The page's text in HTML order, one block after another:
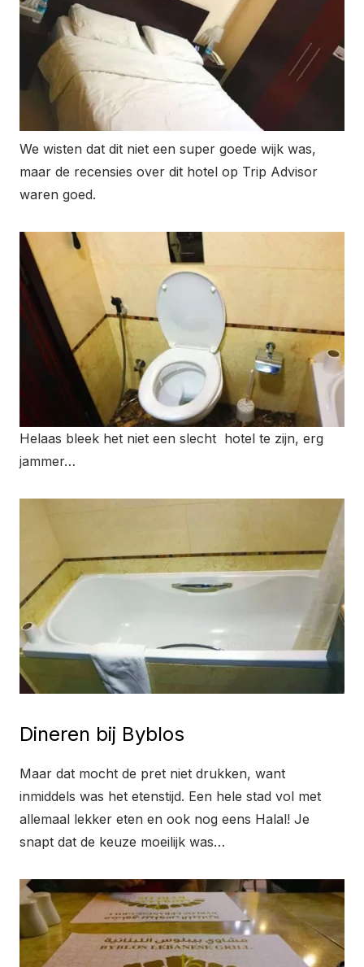
We wisten dat dit niet een super goede wijk was,
maar de recensies over dit hotel op Trip Advisor
waren goed.
Helaas bleek het niet een slecht hotel te zijn, erg
jammer…
Dineren bij Byblos
Maar dat mocht de pret niet drukken, want
inmiddels was het etenstijd. Een hele stad vol met
allemaal lekker eten en ook nog eens Halal! Je
snapt dat de keuze moeilijk was…